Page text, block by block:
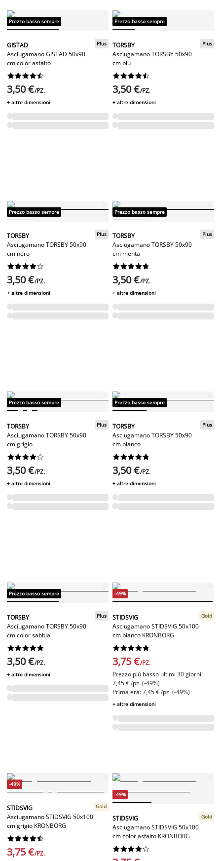
Prezzo basso sempre
GISTAD
Asciugamano GISTAD 50x90
cm color asfalto
Plus






3,50 €/PZ.
+ altre dimensioni
Prezzo basso sempre
TORSBY
Asciugamano TORSBY 50x90
cm blu
Plus






3,50 €/PZ.
+ altre dimensioni
Prezzo basso sempre
TORSBY
Asciugamano TORSBY 50x90
cm nero
Plus






3,50 €/PZ.
+ altre dimensioni
Prezzo basso sempre
TORSBY
Asciugamano TORSBY 50x90
cm menta
Plus






3,50 €/PZ.
+ altre dimensioni
Prezzo basso sempre
TORSBY
Asciugamano TORSBY 50x90
cm grigio
Plus






3,50 €/PZ.
+ altre dimensioni
Prezzo basso sempre
TORSBY
Asciugamano TORSBY 50x90
cm bianco
Plus






3,50 €/PZ.
+ altre dimensioni
Prezzo basso sempre
TORSBY
Asciugamano TORSBY 50x90
cm color sabbia
Plus






3,50 €/PZ.
+ altre dimensioni
-49%
STIDSVIG
Asciugamano STIDSVIG 50x100
cm bianco KRONBORG
Gold






3,75 €/PZ.
Prezzo più basso ultimi 30 giorni:
7,45 € /pz. (-49%)
Prima era: 7,45 € /pz. (-49%)
+ altre dimensioni
-49%
STIDSVIG
Asciugamano STIDSVIG 50x100
cm grigio KRONBORG
Gold






3,75 €/PZ.
-49%
STIDSVIG
Asciugamano STIDSVIG 50x100
cm color asfalto KRONBORG
Gold





